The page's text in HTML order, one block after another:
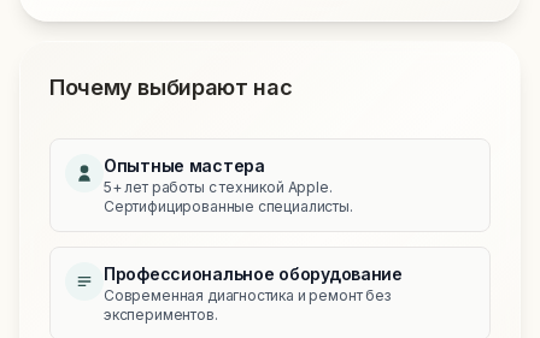
Почему выбирают нас
Опытные мастера
5+ лет работы с техникой Apple.
Сертифицированные специалисты.
Профессиональное оборудование
Современная диагностика и ремонт без
экспериментов.